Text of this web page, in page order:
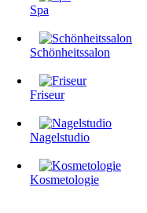
Spa
Schönheitssalon
Friseur
Nagelstudio
Kosmetologie